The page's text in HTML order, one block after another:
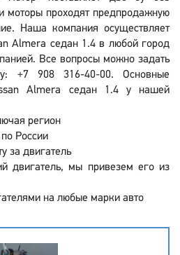
моторы проходят предпродажную
Наша компания осуществляет
Almera седан 1.4 в любой город
Все вопросы можно задать
+7 908 316-40-00. Основные
Almera седан 1.4 у нашей
регион
России
за двигатель
двигатель, мы привезем его из
на любые марки авто